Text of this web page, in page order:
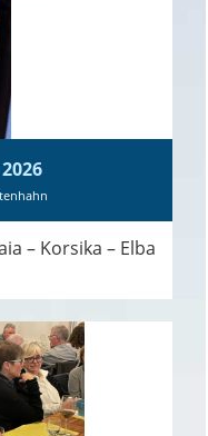
– Korsika – Elba